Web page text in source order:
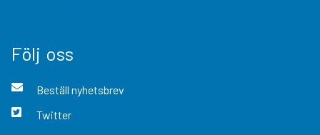
Följ oss
Beställ nyhetsbrev
Twitter